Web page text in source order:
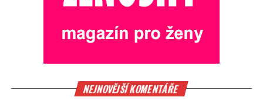
NEJNOVĚJŠÍ KOMENTÁŘE